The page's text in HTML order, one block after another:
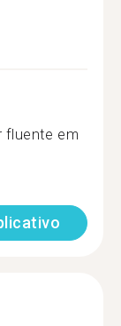
fluente em